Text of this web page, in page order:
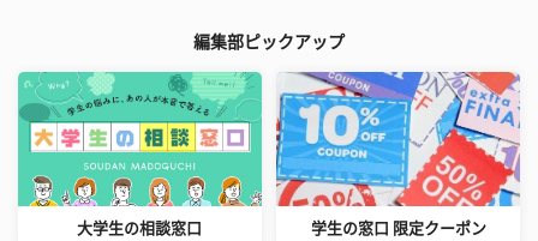
編集部ピックアップ
大学生の相談窓口 学生の窓口 限定クーポン